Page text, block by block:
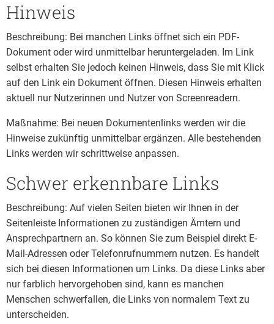
Hinweis
Beschreibung: Bei manchen Links öffnet sich ein PDF-
Dokument oder wird unmittelbar heruntergeladen. Im Link
selbst erhalten Sie jedoch keinen Hinweis, dass Sie mit Klick
auf den Link ein Dokument öffnen. Diesen Hinweis erhalten
aktuell nur Nutzerinnen und Nutzer von Screenreadern.
Maßnahme: Bei neuen Dokumentenlinks werden wir die
Hinweise zukünftig unmittelbar ergänzen. Alle bestehenden
Links werden wir schrittweise anpassen.
Schwer erkennbare Links
Beschreibung: Auf vielen Seiten bieten wir Ihnen in der
Seitenleiste Informationen zu zuständigen Ämtern und
Ansprechpartnern an. So können Sie zum Beispiel direkt E-
Mail-Adressen oder Telefonrufnummern nutzen. Es handelt
sich bei diesen Informationen um Links. Da diese Links aber
nur farblich hervorgehoben sind, kann es manchen
Menschen schwerfallen, die Links von normalem Text zu
unterscheiden.